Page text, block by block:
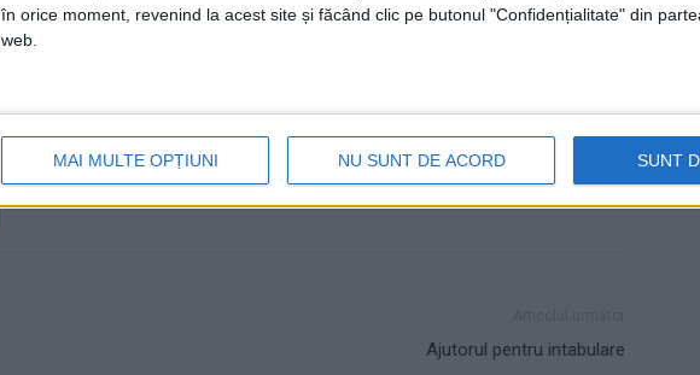
în orice moment, revenind la acest site și făcând clic pe butonul "Confidențialitate" din
web.
MAI MULTE OPȚIUNI NU SUNT DE ACORD SUNT
jupânu' specialist în pietre
Ajutorul pentru intabulare